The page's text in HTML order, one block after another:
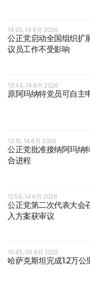
14:20, 14 6月 2026
公正党启动全国组织扩
议员工作不受影响
13:43, 14 6月 2026
原阿玛纳特党员可自主
13:15, 14 6月 2026
公正党批准接纳阿玛纳
合进程
12:59, 14 6月 2026
公正党第二次代表大会
入方案获审议
10:45, 05 9月 2025
哈萨克斯坦完成1.2万公